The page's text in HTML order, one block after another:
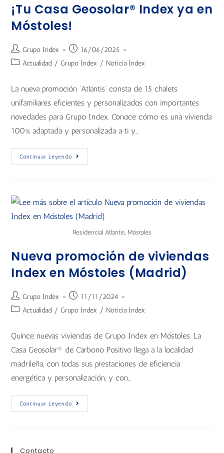
¡Tu Casa Geosolar® Index ya en
Móstoles!
Grupo Index
16/06/2025
Actualidad / Grupo Index / Noticia Index
La nueva promoción ‘Atlantis’ consta de 15 chalets
unifamiliares eficientes y personalizados con importantes
novedades para Grupo Index. Conoce cómo es una vivienda
100% adaptada y personalizada a ti y…
Continuar Leyendo
Residencial Atlantis, Móstoles
Nueva promoción de viviendas
Index en Móstoles (Madrid)
Grupo Index
11/11/2024
Actualidad / Grupo Index / Noticia Index
Quince nuevas viviendas de Grupo Index en Móstoles. La
Casa Geosolar® de Carbono Positivo llega a la localidad
madrileña, con todas sus prestaciones de eficiencia
energética y personalización, y con…
Continuar Leyendo
Contacto